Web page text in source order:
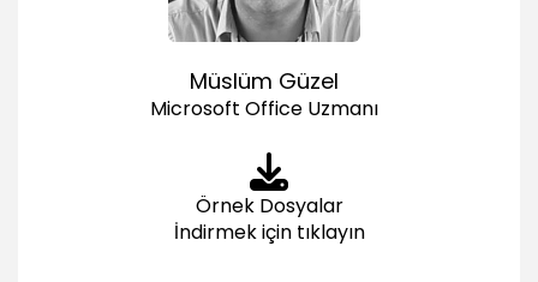
Metin Veri Girişi
Tarih Veri GirişiMüslüm Güzel
Microsoft Office Uzmanı
Örnek Dosyalar
İndirmek için tıklayın